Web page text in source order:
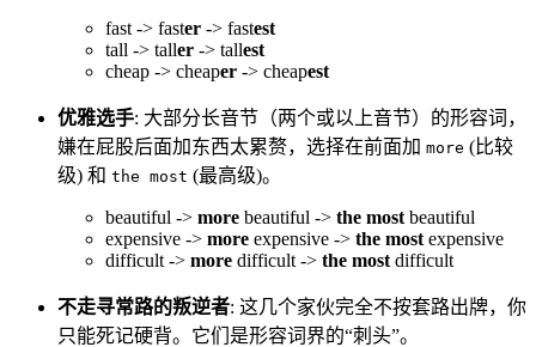
fast -> faster -> fastest
tall -> taller -> tallest
cheap -> cheaper -> cheapest
优雅选手: 大部分长音节（两个或以上音节）的形容词，
嫌在屁股后面加东西太累赘，选择在前面加 more (比较
级) 和 the most (最高级)。
beautiful -> more beautiful -> the most beautiful
expensive -> more expensive -> the most expensive
difficult -> more difficult -> the most difficult
不走寻常路的叛逆者: 这几个家伙完全不按套路出牌，你
只能死记硬背。它们是形容词界的“刺头”。